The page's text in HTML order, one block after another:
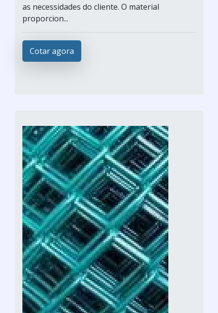
as necessidades do cliente. O material
proporcion...
Cotar agora